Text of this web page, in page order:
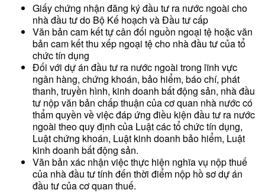
Giấy chứng nhận đăng ký đầu tư ra nước ngoài cho
nhà đầu tư do Bộ Kế hoạch và Đầu tư cấp
Văn bản cam kết tự cân đối nguồn ngoại tệ hoặc văn
bản cam kết thu xếp ngoại tệ cho nhà đầu tư của tổ
chức tín dụng
Đối với dự án đầu tư ra nước ngoài trong lĩnh vực
ngân hàng, chứng khoán, bảo hiểm, báo chí, phát
thanh, truyền hình, kinh doanh bất động sản, nhà đầu
tư nộp văn bản chấp thuận của cơ quan nhà nước có
thẩm quyền về việc đáp ứng điều kiện đầu tư ra nước
ngoài theo quy định của Luật các tổ chức tín dụng,
Luật chứng khoán, Luật kinh doanh bảo hiểm, Luật
kinh doanh bất động sản.
Văn bản xác nhận việc thực hiện nghĩa vụ nộp thuế
của nhà đầu tư tính đến thời điểm nộp hồ sơ dự án
đầu tư của cơ quan thuế.